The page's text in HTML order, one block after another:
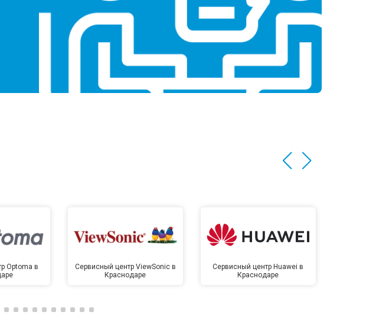
Optoma в
Сервисный центр ViewSonic в
Краснодаре
Сервисный центр Huawei в
Краснодаре